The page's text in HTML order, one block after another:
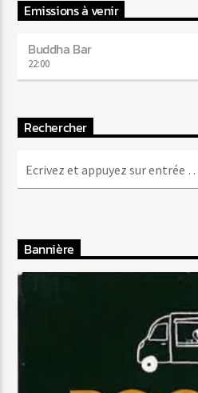
Emissions à venir
Buddha Bar
22:00
Rechercher
Bannière